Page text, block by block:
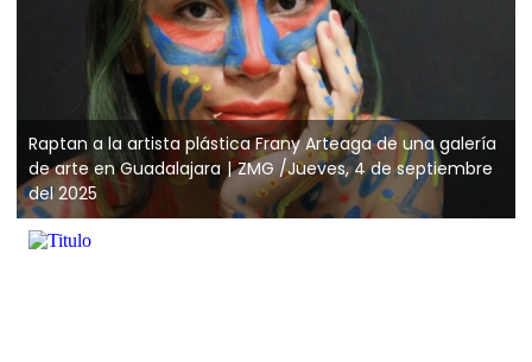
Raptan a la artista plástica Frany Arteaga de una galería
de arte en Guadalajara
ZMG /Jueves, 4 de septiembre
del 2025